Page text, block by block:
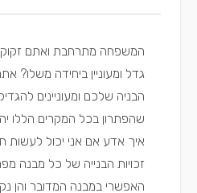
המשפחה מתרחבת ואתם
גדל ומעוניין ביחידה משלו?
הבניה שלכם ומעוניינים
שהפתרון בכל המקרים הללו
איך אדע אם אני יכול לעשות
זכויות הבנייה של כל מבנה
האפשרי במבנה המדובר והן